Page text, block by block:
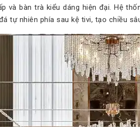
và bàn trà kiểu dáng hiện đại. Hệ
tự nhiên phía sau kệ tivi, tạo chiều